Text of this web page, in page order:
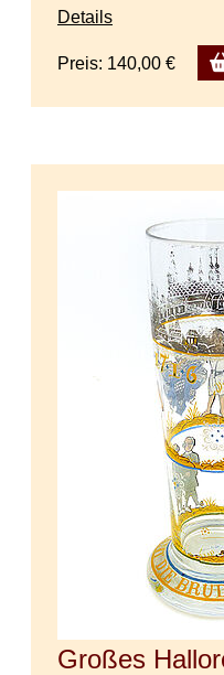
Details
Preis: 140,00 €
Großes